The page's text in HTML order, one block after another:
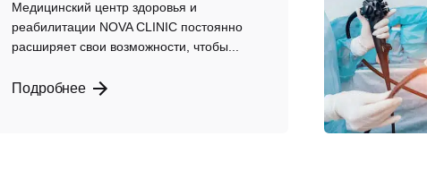
Медицинский центр здоровья и
реабилитации NOVA CLINIC постоянно
расширяет свои возможности, чтобы...
Подробнее